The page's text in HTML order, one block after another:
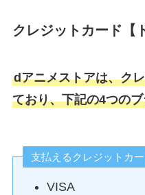
クレジットカード【
dアニメストアは、ク
ており、下記の4つの
支払えるクレジットカ
VISA